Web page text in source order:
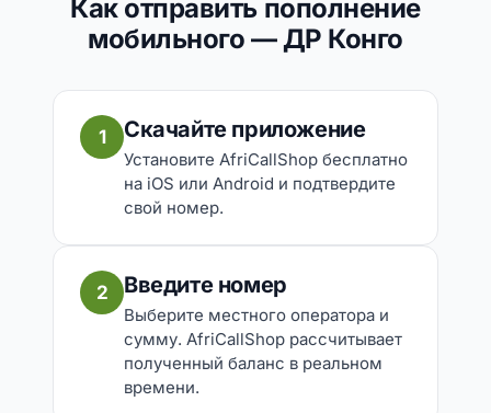
Как отправить пополнение
мобильного — ДР Конго
1 Скачайте приложение
Установите AfriCallShop бесплатно
на iOS или Android и подтвердите
свой номер.
2 Введите номер
Выберите местного оператора и
сумму. AfriCallShop рассчитывает
полученный баланс в реальном
времени.